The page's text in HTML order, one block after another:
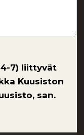
7) liittyvät
Kuusiston
san.